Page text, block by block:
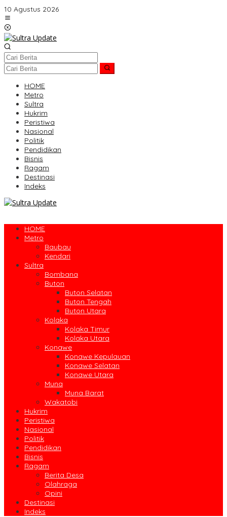
Lewati
ke
konten
10 Agustus 2026
HOME
Metro
Sultra
Hukrim
Peristiwa
Nasional
Politik
Pendidikan
Bisnis
Ragam
Destinasi
Indeks
HOME
Metro
Baubau
Kendari
Sultra
Bombana
Buton
Buton Selatan
Buton Tengah
Buton Utara
Kolaka
Kolaka Timur
Kolaka Utara
Konawe
Konawe Kepulauan
Konawe Selatan
Konawe Utara
Muna
Muna Barat
Wakatobi
Hukrim
Peristiwa
Nasional
Politik
Pendidikan
Bisnis
Ragam
Berita Desa
Olahraga
Opini
Destinasi
Indeks